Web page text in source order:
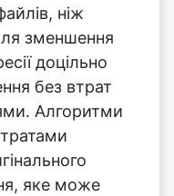
без втрат
Алгоритми
яке може
не зовсім
втрат,